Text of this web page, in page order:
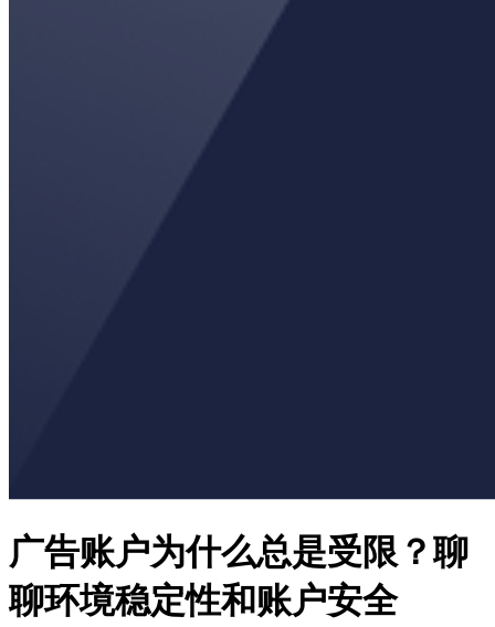
广告账户为什么总是受限？聊
聊环境稳定性和账户安全